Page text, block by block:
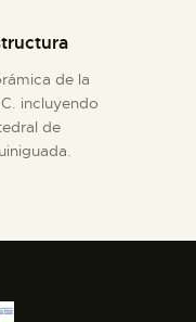
de la
incluyendo
de